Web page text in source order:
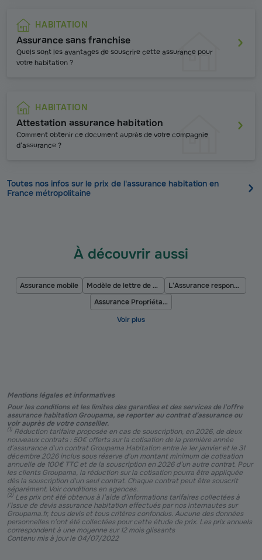
HABITATION
Assurance sans franchise
Quels sont les avantages de souscrire cette assurance pour
votre habitation ?
HABITATION
Attestation assurance habitation
Comment obtenir ce document auprès de votre compagnie
d’assurance ?
Toutes nos infos sur le prix de l'assurance habitation en
France métropolitaine
À découvrir aussi
Assurance mobile Modèle de lettre de préavis d'une location
L'Assurance responsabilité civile vie privée
Assurance Propriétaire Non Occupant
Mentions légales et informatives
Pour les conditions et les limites des garanties et des services de l'offre
assurance habitation Groupama, se reporter au contrat d’assurance ou
voir auprès de votre conseiller.
(1) Réduction tarifaire proposée en cas de souscription, en 2026, de deux
nouveaux contrats : 50€ offerts sur la cotisation de la première année
d’assurance d'un contrat Groupama Habitation entre le 1er janvier et le 31
décembre 2026 inclus sous réserve d'un montant minimum de cotisation
annuelle de 100€ TTC et de la souscription en 2026 d’un autre contrat. Pour
les clients Groupama, la réduction sur la cotisation pourra être appliquée
dès la souscription d'un seul contrat. Chaque contrat peut être souscrit
séparément. Voir conditions en agences.
(2) Les prix ont été obtenus à l’aide d’informations tarifaires collectées à
l’issue de devis assurance habitation effectués par nos internautes sur
Groupama.fr, tous devis et tous critères confondus. Aucune des données
personnelles n’ont été collectées pour cette étude de prix. Les prix annuels
correspondent à une moyenne sur 12 mois glissants
Contenu mis à jour le 04/07/2022